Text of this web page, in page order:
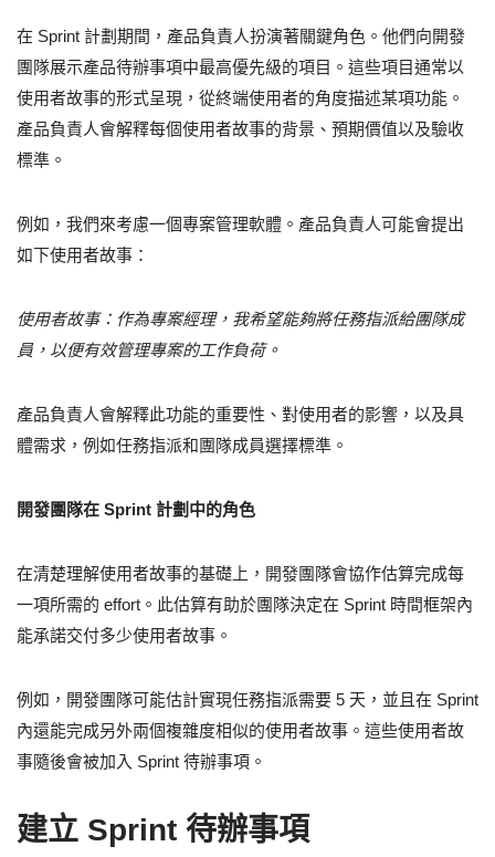
在 Sprint 計劃期間，產品負責人扮演著關鍵角色。他們向開發
團隊展示產品待辦事項中最高優先級的項目。這些項目通常以
使用者故事的形式呈現，從終端使用者的角度描述某項功能。
產品負責人會解釋每個使用者故事的背景、預期價值以及驗收
標準。
例如，我們來考慮一個專案管理軟體。產品負責人可能會提出
如下使用者故事：
使用者故事：作為專案經理，我希望能夠將任務指派給團隊成
員，以便有效管理專案的工作負荷。
產品負責人會解釋此功能的重要性、對使用者的影響，以及具
體需求，例如任務指派和團隊成員選擇標準。
開發團隊在 Sprint 計劃中的角色
在清楚理解使用者故事的基礎上，開發團隊會協作估算完成每
一項所需的 effort。此估算有助於團隊決定在 Sprint 時間框架內
能承諾交付多少使用者故事。
例如，開發團隊可能估計實現任務指派需要 5 天，並且在 Sprint
內還能完成另外兩個複雜度相似的使用者故事。這些使用者故
事隨後會被加入 Sprint 待辦事項。
建立 Sprint 待辦事項